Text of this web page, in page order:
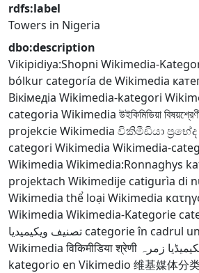
rdfs:label
Towers in Nigeria
dbo:description
Vikipidiya:Shopni Wikimedia-
bólkur categoría de Wikimedia
Вікімедіа Wikimedia-kategori
categoria Wikimedia উইকিমিডিয়া
projekcie Wikimedia විකිමීඩියා
categori Wikimedia Wikimedia-
Wikimedia Wikimedia:Ronnaghys
projektach Wikimedije catigurìa di
Wikimedia thể loại Wikimedia
Wikimedia Wikimedia-Kategorie
تصنيف ويكيميديا categorie în cadrul
Wikimedia विकिमीडिया श्रेणी زمرہ
kategorio en Vikimedio 维基媒体分